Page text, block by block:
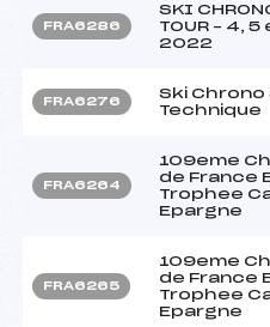
FRA6286
SKI
TOUR – 4, 5
2022
FRA6276
Ski Chrono
Technique
FRA6264
109eme
de France
Trophee
Epargne
FRA6265
109eme
de France
Trophee
Epargne